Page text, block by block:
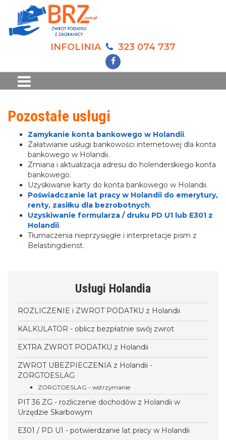
INFOLINIA 323 074 737
Pozostałe usługi
Zamykanie konta bankowego w Holandii.
Załatwianie usługi bankowości internetowej dla konta
bankowego w Holandii.
Zmiana i aktualizacja adresu do holenderskiego konta
bankowego.
Uzyskiwanie karty do konta bankowego w Holandii.
Poświadczanie lat pracy w Holandii do emerytury,
renty, zasiłku dla bezrobotnych.
Uzyskiwanie formularza / druku PD U1 lub E301 z
Holandii.
Tłumaczenia nieprzysięgłe i interpretacje pism z
Belastingdienst.
Usługi Holandia
ROZLICZENIE i ZWROT PODATKU z Holandii
KALKULATOR - oblicz bezpłatnie swój zwrot
EXTRA ZWROT PODATKU z Holandii
ZWROT UBEZPIECZENIA z Holandii -
ZORGTOESLAG
ZORGTOESLAG - wstrzymanie
PIT 36 ZG - rozliczenie dochodów z Holandii w
Urzędzie Skarbowym
E301 / PD U1 - potwierdzanie lat pracy w Holandii